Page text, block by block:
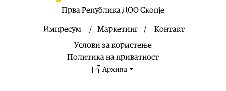
07.08.2026
УХМР со метеоаларм за утре: Цела Македонија
во портокалова фаза
Прва Република ДОО Скопје
Импресум Маркетинг
Контакт
Услови за користење
Политика на приватност
Архива